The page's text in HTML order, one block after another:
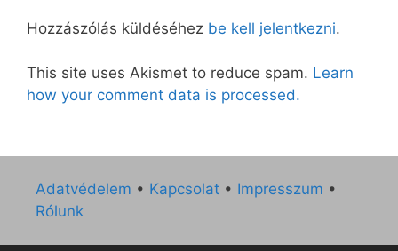
Hozzászólás küldéséhez be kell jelentkezni.
This site uses Akismet to reduce spam. Learn
how your comment data is processed.
Adatvédelem • Kapcsolat • Impresszum •
Rólunk